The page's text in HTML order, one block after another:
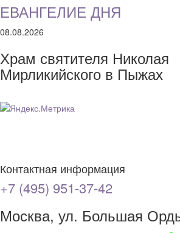
ЕВАНГЕЛИЕ ДНЯ
08.08.2026
Храм святителя Николая
Мирликийского в Пыжах
Контактная информация
+7 (495) 951-37-42
Москва, ул. Большая